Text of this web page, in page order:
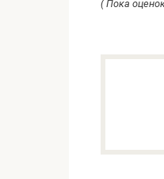
( Пока